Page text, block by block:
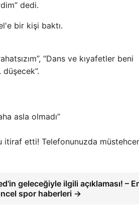
dedi.
bir kişi baktı.
“Dans ve kıyafetler beni
asla olmadı”
itiraf etti! Telefonunuzda
geleceğiyle ilgili açıklaması! –
spor haberleri →